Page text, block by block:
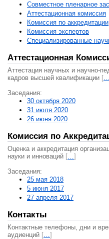
Совместное пленарное
Аттестационная комисcия
Комиссия по аккредитации
Комиссия экспертов
Специализированные
Аттестационная
Аттестация научных и научно-
кадров высшей квалификации […
Заседания:
30 октября 2020
31 июля 2020
26 июня 2020
Комиссия по
Оценка и аккредитация
науки и инноваций […]
Заседания:
25 мая 2018
5 июня 2017
27 апреля 2017
Контакты
Контактные телефоны, дни и
аудиенций […]